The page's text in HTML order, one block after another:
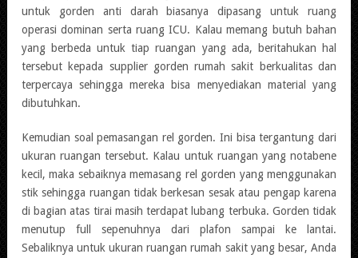
untuk gorden anti darah biasanya dipasang untuk ruang
operasi dominan serta ruang ICU. Kalau memang butuh bahan
yang berbeda untuk tiap ruangan yang ada, beritahukan hal
tersebut kepada supplier gorden rumah sakit berkualitas dan
terpercaya sehingga mereka bisa menyediakan material yang
dibutuhkan.
Kemudian soal pemasangan rel gorden. Ini bisa tergantung dari
ukuran ruangan tersebut. Kalau untuk ruangan yang notabene
kecil, maka sebaiknya memasang rel gorden yang menggunakan
stik sehingga ruangan tidak berkesan sesak atau pengap karena
di bagian atas tirai masih terdapat lubang terbuka. Gorden tidak
menutup full sepenuhnya dari plafon sampai ke lantai.
Sebaliknya untuk ukuran ruangan rumah sakit yang besar, Anda